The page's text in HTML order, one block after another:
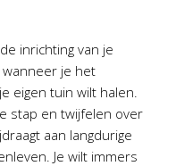
inrichting van je
wanneer je het
eigen tuin wilt halen.
stap en twijfelen over
aan langdurige
Je wilt immers